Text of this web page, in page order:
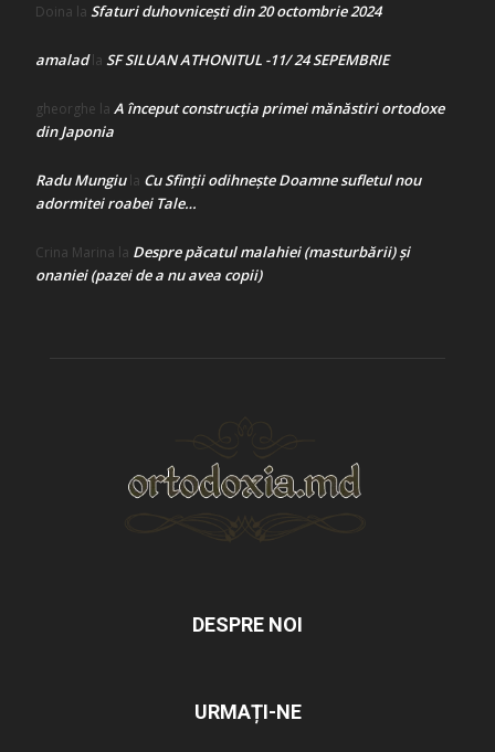
Doina la Sfaturi duhovnicești din 20 octombrie 2024
amaladla SF SILUAN ATHONITUL -11/ 24 SEPEMBRIE
gheorghe la A început construcţia primei mănăstiri ortodoxe
din Japonia
Radu Mungiula Cu Sfinții odihnește Doamne sufletul nou
adormitei roabei Tale…
Crina Marina la Despre păcatul malahiei (masturbării) şi
onaniei (pazei de a nu avea copii)
DESPRE NOI
URMAȚI-NE